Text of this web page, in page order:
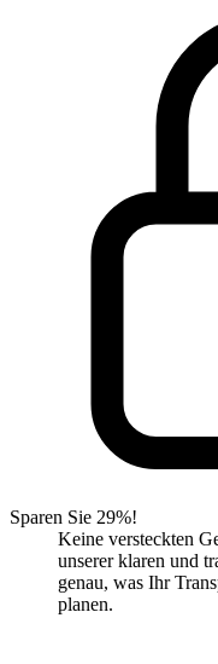
Sparen Sie 29%!
Keine versteckten
unserer klaren und
genau, was Ihr
planen.